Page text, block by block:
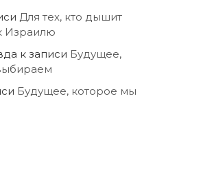
Для тех, кто дышит
Израилю
к записи Будущее,
Будущее, которое мы